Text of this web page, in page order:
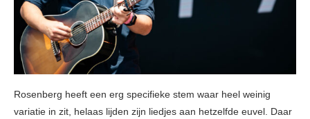
Rosenberg heeft een erg specifieke stem waar heel weinig
variatie in zit, helaas lijden zijn liedjes aan hetzelfde euvel. Daar